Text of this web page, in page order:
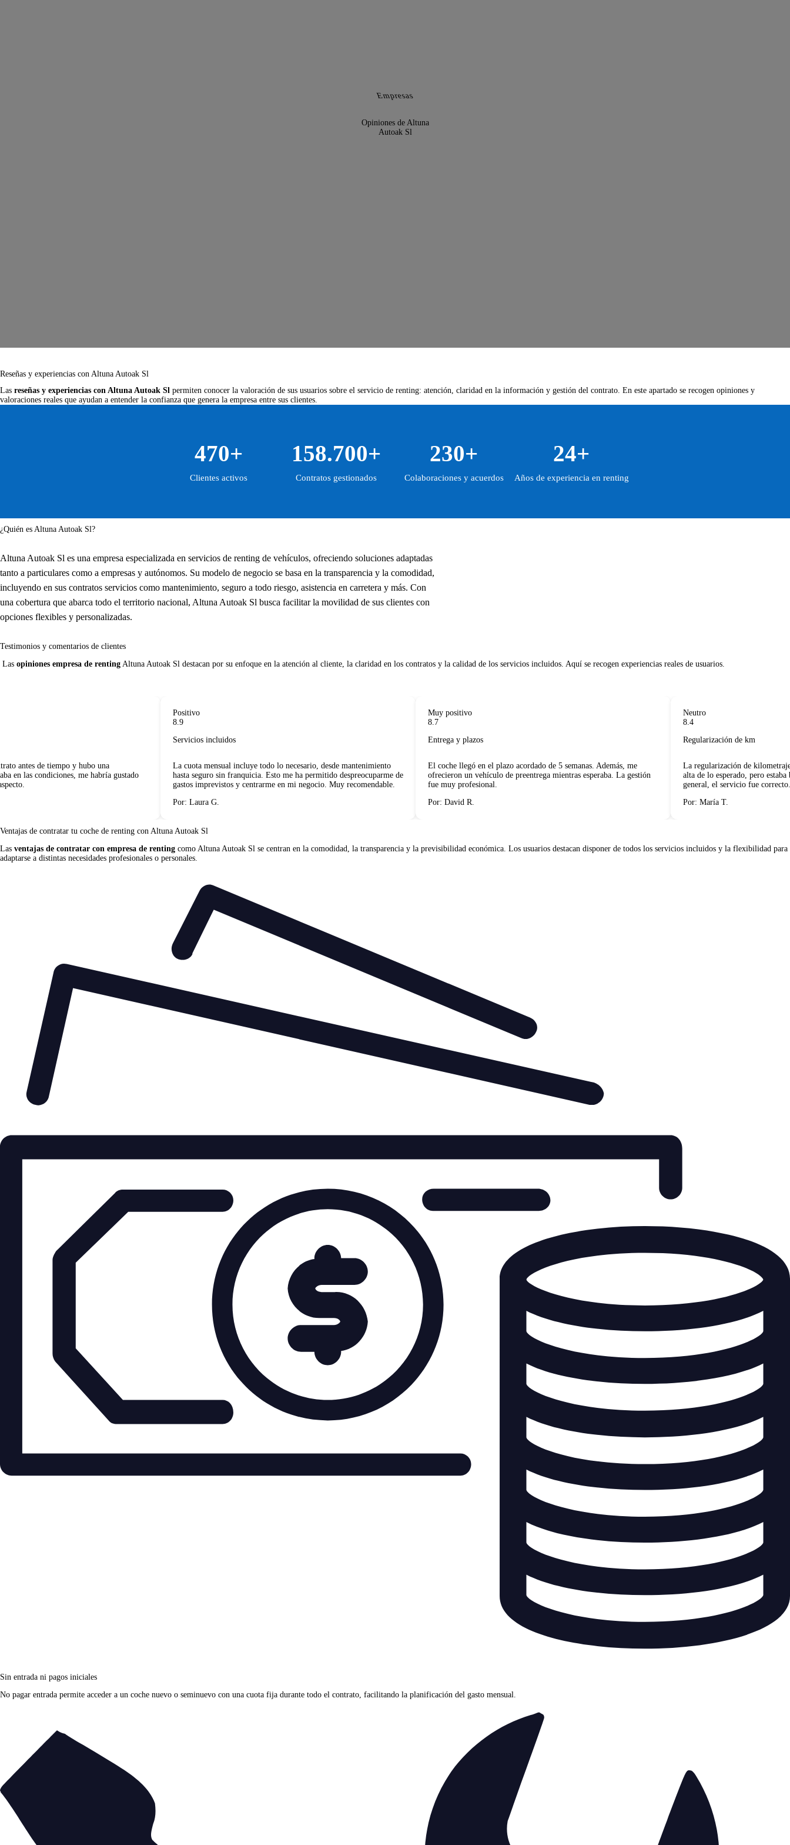
Empresas
Opiniones de Altuna
Autoak Sl
Reseñas y experiencias con Altuna Autoak Sl
Las reseñas y experiencias con Altuna Autoak Sl permiten conocer la valoración de sus usuarios sobre el servicio de renting: atención, claridad en la información y gestión del contrato. En este apartado se recogen opiniones y
valoraciones reales que ayudan a entender la confianza que genera la empresa entre sus clientes.
470+
Clientes activos
158.700+
Contratos gestionados
230+
Colaboraciones y acuerdos
24+
Años de experiencia en renting
¿Quién es Altuna Autoak Sl?
Altuna Autoak Sl es una empresa especializada en servicios de renting de vehículos, ofreciendo soluciones adaptadas
tanto a particulares como a empresas y autónomos. Su modelo de negocio se basa en la transparencia y la comodidad,
incluyendo en sus contratos servicios como mantenimiento, seguro a todo riesgo, asistencia en carretera y más. Con
una cobertura que abarca todo el territorio nacional, Altuna Autoak Sl busca facilitar la movilidad de sus clientes con
opciones flexibles y personalizadas.
Testimonios y comentarios de clientes
Las opiniones empresa de renting Altuna Autoak Sl destacan por su enfoque en la atención al cliente, la claridad en los contratos y la calidad de los servicios incluidos. Aquí se recogen experiencias reales de usuarios.
antes de tiempo y hubo una
en las condiciones, me habría gustado
Positivo
8.9
Servicios incluidos
La cuota mensual incluye todo lo necesario, desde mantenimiento
hasta seguro sin franquicia. Esto me ha permitido despreocuparme de
gastos imprevistos y centrarme en mi negocio. Muy recomendable.
Por: Laura G.
Muy positivo
8.7
Entrega y plazos
El coche llegó en el plazo acordado de 5 semanas. Además, me
ofrecieron un vehículo de preentrega mientras esperaba. La gestión
fue muy profesional.
Por: David R.
Neutro
8.4
Regularización de km
La regularización de kilometraje
alta de lo esperado, pero estaba
general, el servicio fue correcto.
Por: María T.
Ventajas de contratar tu coche de renting con Altuna Autoak Sl
Las ventajas de contratar con empresa de renting como Altuna Autoak Sl se centran en la comodidad, la transparencia y la previsibilidad económica. Los usuarios destacan disponer de todos los servicios incluidos y la flexibilidad para
adaptarse a distintas necesidades profesionales o personales.
Sin entrada ni pagos iniciales
No pagar entrada permite acceder a un coche nuevo o seminuevo con una cuota fija durante todo el contrato, facilitando la planificación del gasto mensual.